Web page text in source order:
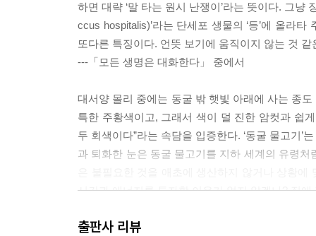
하면 대략 ‘말 타는 원시 난쟁이’라는 뜻이다. 그
ccus hospitalis)’라는 단세포 생물의 ‘등’에 올라
또다른 특징이다. 언뜻 보기에 움직이지 않는 것
---「모든 생명은 대화한다」 중에서
대서양 몰리 중에는 동굴 밖 햇빛 아래에 사는 종
특한 주황색이고, 그래서 색이 덜 진한 암컷과 쉽
두 회색이다”라는 속담을 입증한다. ‘동굴 물고기
과 퇴화한 눈은 동굴 물고기를 지하 세계의 유령
시간과 에너지를 투자할 이유가 없지 않겠나? 집
출판사 리뷰